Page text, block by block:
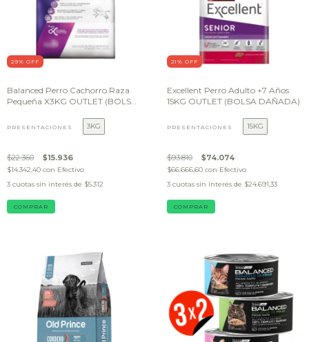
29% OFF
Balanced Perro Cachorro Raza
Pequeña X3KG OUTLET (BOLSA
PRESENTACIONES 3KG
$22.360 $15.936
$14.342,40 con Efectivo
3 cuotas sin interés de $5.312
COMPRAR
21 % OFF
Excellent Perro Adulto +7 Años
15KG OUTLET (BOLSA DAÑADA)
PRESENTACIONES 15KG
$93.810 $74.074
$66.666,60 con Efectivo
3 cuotas sin interés de $24.691,33
COMPRAR